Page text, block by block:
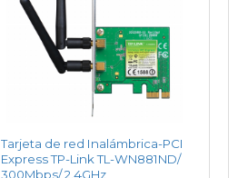
Tarjeta de red Inalámbrica-PCI
Express TP-Link TL-WN881ND/
300Mbps/ 2.4GHz